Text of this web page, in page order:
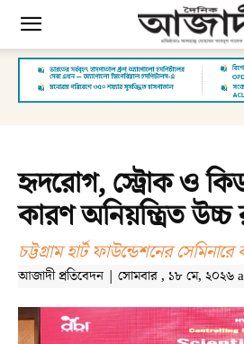
হৃদরোগ, স্ট্রোক ও
কারণ অনিয়ন্ত্রিত উচ্চ
চট্টগ্রাম হার্ট ফাউন্ডেশনের সেমিনারে
আজাদী প্রতিবেদন | সোমবার , ১৮ মে, ২০২৬ at